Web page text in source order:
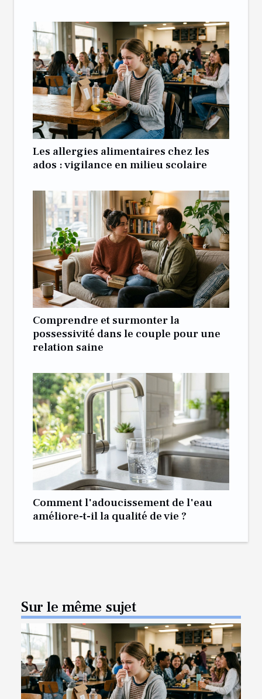
Les allergies alimentaires chez les
ados : vigilance en milieu scolaire
Comprendre et surmonter la
possessivité dans le couple pour une
relation saine
Comment l'adoucissement de l'eau
améliore-t-il la qualité de vie ?
Sur le même sujet